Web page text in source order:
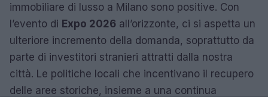
immobiliare di lusso a Milano sono positive. Con
l’evento di Expo 2026 all’orizzonte, ci si aspetta un
ulteriore incremento della domanda, soprattutto da
parte di investitori stranieri attratti dalla nostra
città. Le politiche locali che incentivano il recupero
delle aree storiche, insieme a una continua